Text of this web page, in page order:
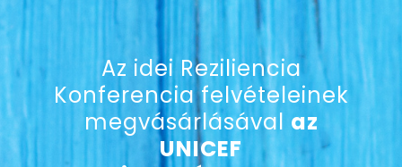
Az idei Reziliencia
Konferencia felvételeinek
megvásárlásával az
UNICEF